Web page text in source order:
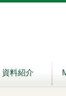
資料紹介